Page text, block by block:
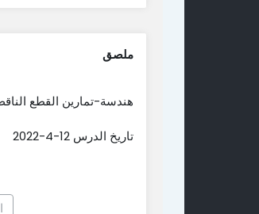
ملصق
هندسة-تمارين القطع
تاريخ الدرس 12-4-2022